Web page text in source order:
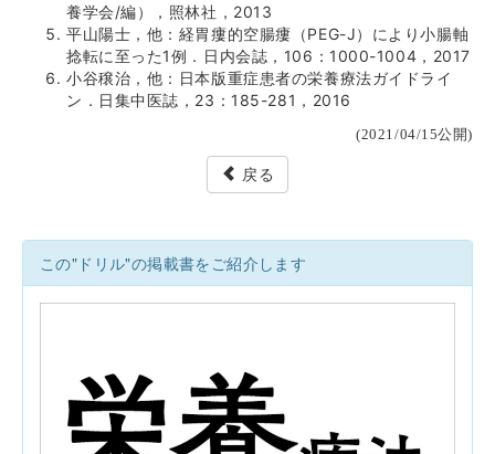
養学会/編），照林社，2013
平山陽士，他：経胃瘻的空腸瘻（PEG-J）により小腸軸
捻転に至った1例．日内会誌，106：1000-1004，2017
小谷穣治，他：日本版重症患者の栄養療法ガイドライ
ン．日集中医誌，23：185-281，2016
(2021/04/15公開)
戻る
この"ドリル"の掲載書をご紹介します